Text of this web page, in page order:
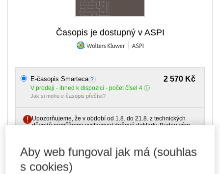
Časopis je dostupný v ASPI
2 570 Kč
E-časopis Smarteca
V prodeji - ihned k dispozici - počet čísel 4
Jak si mohu e-časopis přečíst?
Upozorňujeme, že v období od 1.8. do 21.8. z technických
důvodů nemůžeme vystavovat daňové doklady. Budou vám
ks Vložit do košíku
Aby web fungoval jak má (souhlas
s cookies)